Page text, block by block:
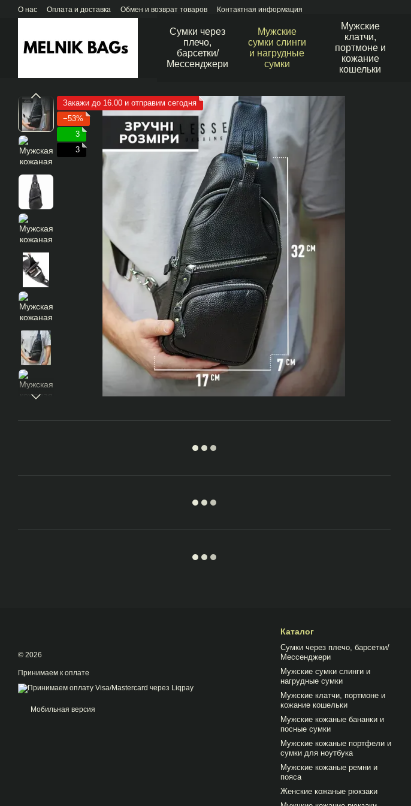
Перейти к основному контенту
О нас Оплата и доставка Обмен и возврат товаров Контактная информация
Сумки через
плечо,
барсетки/
Мессенджери
Мужские
сумки слинги
и нагрудные
сумки
Мужские
клатчи,
портмоне и
кожание
кошельки
Закажи до 16.00 и отправим сегодня
−53%
3
3
© 2026
Принимаем к оплате
Мобильная версия
Каталог
Сумки через плечо, барсетки/
Мессенджери
Мужские сумки слинги и
нагрудные сумки
Мужские клатчи, портмоне и
кожание кошельки
Мужские кожаные бананки и
посные сумки
Мужские кожаные портфели и
сумки для ноутбука
Мужские кожаные ремни и
пояса
Женские кожаные рюкзаки